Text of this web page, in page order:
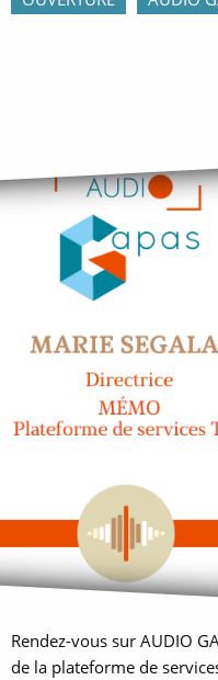
Rendez-vous sur AUDIO
de la plateforme de